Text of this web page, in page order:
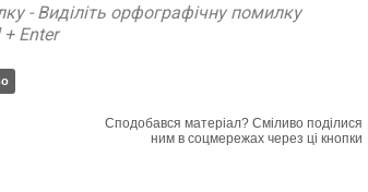
- Виділіть орфографічну помилку
Enter
Сподобався матеріал? Сміливо поділися
ним в соцмережах через ці кнопки